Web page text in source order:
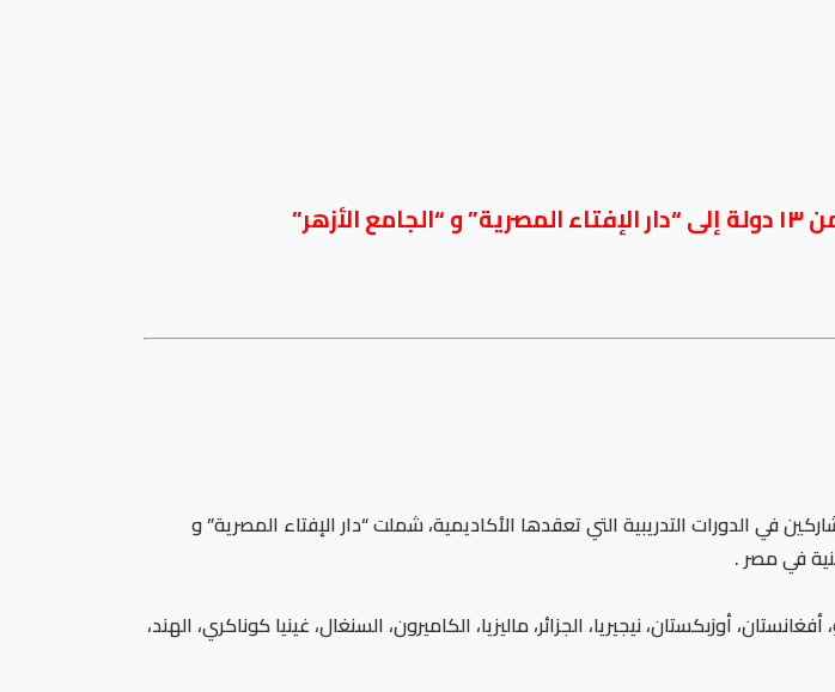
في الدورات التدريبية التي تعقدها الأكاديمية، شملت “دار الإفتاء المصرية” و
في مصر .
بوركينا فاسو، أفغانستان، أوزبكستان، نيجيريا، الجزائر، ماليزيا، الكاميرون، السنغال، غينيا كوناكري، الهند،